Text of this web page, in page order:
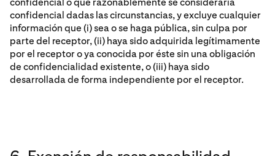
confidencial dadas las circunstancias, y excluye cualquier
información que (i) sea o se haga pública, sin culpa por
parte del receptor, (ii) haya sido adquirida legítimamente
por el receptor o ya conocida por éste sin una obligación
de confidencialidad existente, o (iii) haya sido
desarrollada de forma independiente por el receptor.